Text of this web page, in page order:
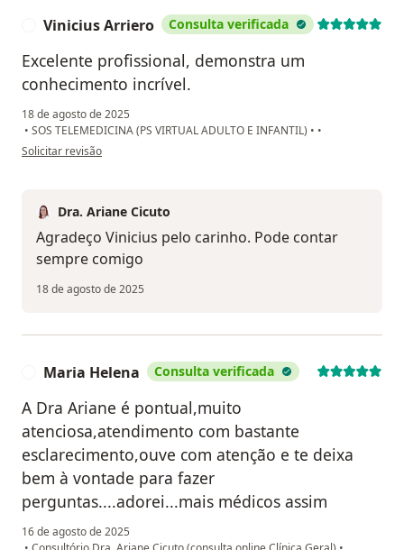
Vinicius Arriero Consulta verificada
Excelente profissional, demonstra um
conhecimento incrível.
18 de agosto de 2025
• SOS TELEMEDICINA (PS VIRTUAL ADULTO E INFANTIL) • •
na opinião do utilizador Vinicius Arriero
Solicitar revisão
Dra. Ariane Cicuto
Agradeço Vinicius pelo carinho. Pode contar
sempre comigo
18 de agosto de 2025
Maria Helena Consulta verificada
A Dra Ariane é pontual,muito
atenciosa,atendimento com bastante
esclarecimento,ouve com atenção e te deixa
bem à vontade para fazer
perguntas....adorei...mais médicos assim
16 de agosto de 2025